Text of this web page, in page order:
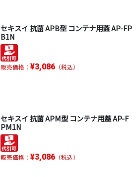
セキスイ 抗菌 APB型 コンテナ用蓋 AP-FP
B1N
販売価格： ¥3,086（税込）
セキスイ 抗菌 APM型 コンテナ用蓋 AP-F
PM1N
販売価格： ¥3,086（税込）